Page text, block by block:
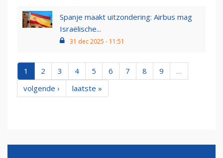
Spanje maakt uitzondering: Airbus mag
Israëlische...
31 dec 2025 - 11:51
1 2 3 4 5 6 7 8 9
…
volgende ›
laatste »